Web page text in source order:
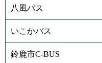
八風バス
いこかバス
鈴鹿市C-BUS